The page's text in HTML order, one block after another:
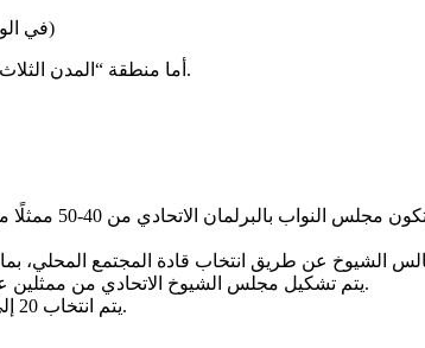
في الوسط: ولاية الجزيرة (وتشمل النيل الأزرق، النيل الأبيض، الجزيرة، وسنار). وهي أصغر هذه الولايات مساحة – انظر الخارطة)
أما منطقة “المدن الثلاث” (التي كانت تُعرف بولاية الخرطوم) تبقى كمقر للحكومة الاتحادية. والأمل في تطوير هده المقترحات لتصبح النواة لدستور البلاد.
مجلس النواب بالبرلمان الاتحادي من 40-50 ممثلًا من كل ولاية، يتم انتخابهم من مجالس الولايات بعدد متساوي من المقاعد تأكيدا لمبدأ إقسام السلطة وعدم سيطرة الوسط
يتم تشكيل مجلس الشيوخ الاتحادي من ممثلين عن مجالس شيوخ الولايات، المهم أن مجلس الشيوخ هو مجلس رقابي لحماية الدستور من القرارات الحزبية غير المدروسة.
يتم انتخاب 20 إلى 30 شخصية وطنية مؤهلة ومتخصصة لمجلس الشيوخ بواسطة مجلس النواب الاتحادي يراعى بها تمثيل المرأة بالمناصفة.